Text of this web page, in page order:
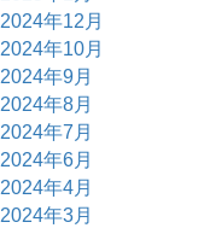
2024年12月
2024年10月
2024年9月
2024年8月
2024年7月
2024年6月
2024年4月
2024年3月